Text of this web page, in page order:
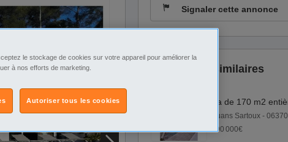
Signaler cette annonce
Annonces similaires
Mouans Sartoux - 06370
1 390 000€
le stockage de cookies sur votre appareil pour améliorer la
à nos efforts de marketing.
Autoriser tous les cookies